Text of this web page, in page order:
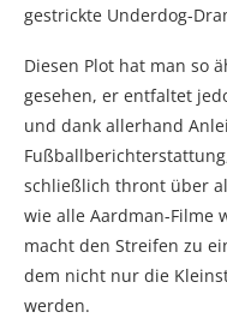
gestrickte Underdog-
Diesen Plot hat man so
gesehen, er entfaltet
und dank allerhand
schließlich thront über
wie alle Aardman-Filme
macht den Streifen zu
dem nicht nur die
werden.